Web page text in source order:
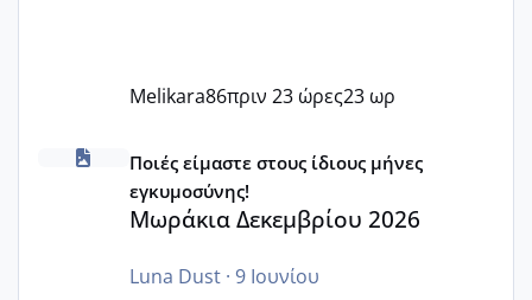
Melikara86πριν 23 ώρες23 ωρ
Μωράκια Δεκεμβρίου 2026
Ποιές είμαστε στους ίδιους μήνες
εγκυμοσύνης!
Μωράκια Δεκεμβρίου 2026
Luna Dust· 9 Ιουνίου